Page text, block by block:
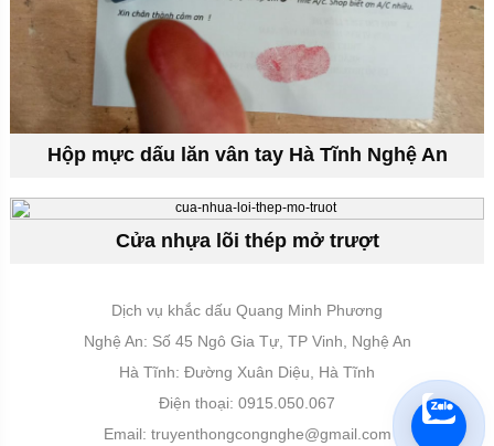
Hộp mực dấu lăn vân tay Hà Tĩnh Nghệ An
Cửa nhựa lõi thép mở trượt
Dịch vụ khắc dấu Quang Minh Phương
Nghệ An: Số 45 Ngô Gia Tự, TP Vinh, Nghệ An
Hà Tĩnh: Đường Xuân Diệu, Hà Tĩnh
Điện thoại: 0915.050.067
Email: truyenthongcongnghe@gmail.com